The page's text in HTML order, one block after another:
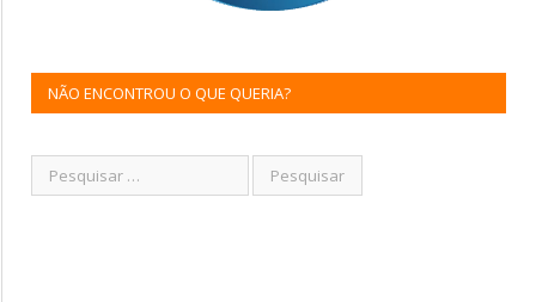
NÃO ENCONTROU O QUE QUERIA?